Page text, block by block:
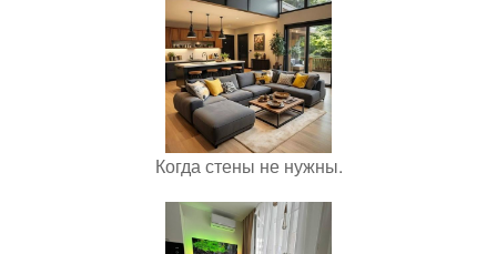
Когда стены не нужны.